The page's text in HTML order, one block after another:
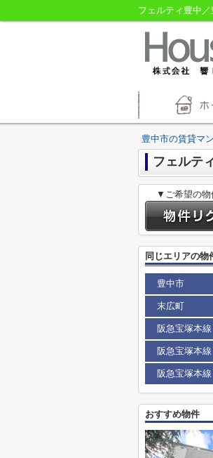
フェルティ豊中
豊中市の賃貸マ
フェルテ
▼ご希望の物
同じエリアの物
豊中市
末広町
阪急宝塚本
阪急宝塚本
阪急宝塚本
おすすめ物件